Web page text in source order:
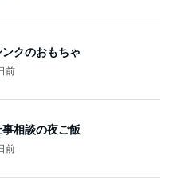
クのおもちゃ
前
相談の夜ご飯
前